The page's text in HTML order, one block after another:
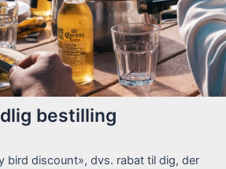
bestilling
bird discount», dvs. rabat til dig, der